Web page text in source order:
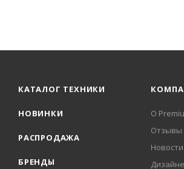
КАТАЛОГ ТЕХНИКИ
НОВИНКИ
РАСПРОДАЖА
БРЕНДЫ
О
Отзывы